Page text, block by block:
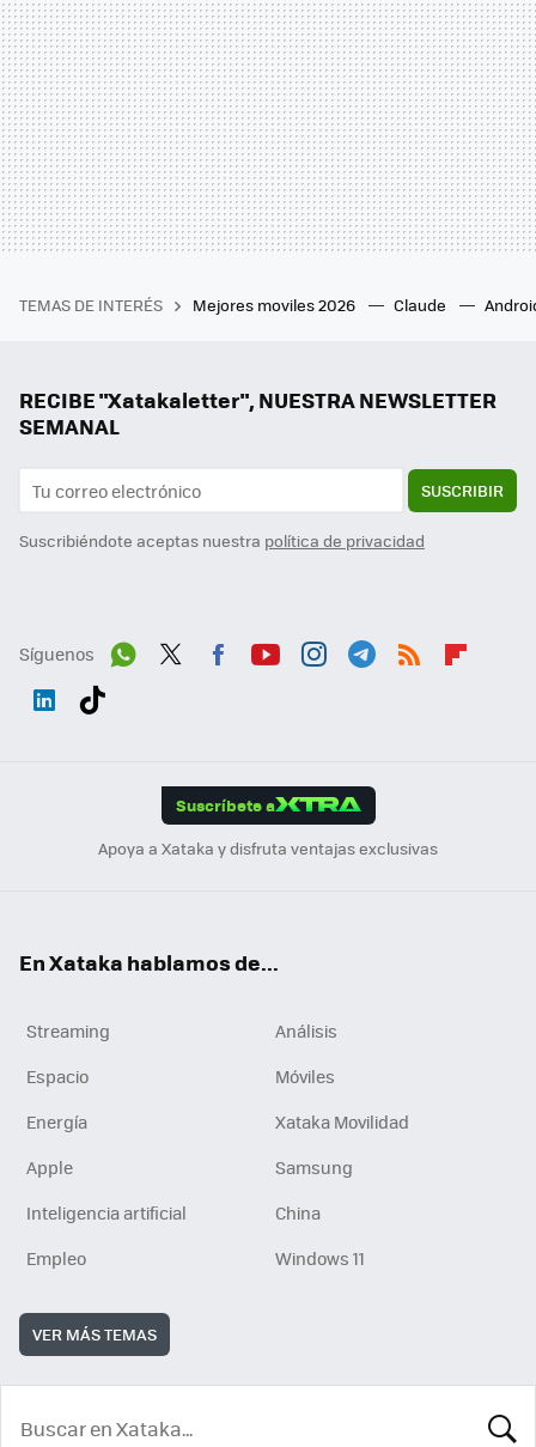
TEMAS DE INTERÉS Mejores moviles 2026 Claude
RECIBE "Xatakaletter", NUESTRA NEWSLETTER
SEMANAL
SUSCRIBIR
Suscribiéndote aceptas nuestra política de privacidad
Síguenos
Suscríbete a
Apoya a Xataka y disfruta ventajas exclusivas
En Xataka hablamos de...
Streaming
Análisis
Espacio
Móviles
Energía
Xataka Movilidad
Apple
Samsung
Inteligencia artificial
China
Empleo
Windows 11
VER MÁS TEMAS